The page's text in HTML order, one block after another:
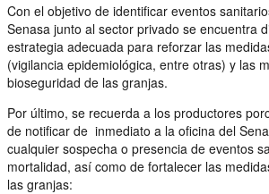
Con el objetivo de identificar eventos
Senasa junto al sector privado se encuentra
estrategia adecuada para reforzar las
(vigilancia epidemiológica, entre otras) y las
bioseguridad de las granjas.
Por último, se recuerda a los productores
de notificar de inmediato a la oficina del
cualquier sospecha o presencia de eventos
mortalidad, así como de fortalecer las
las granjas: